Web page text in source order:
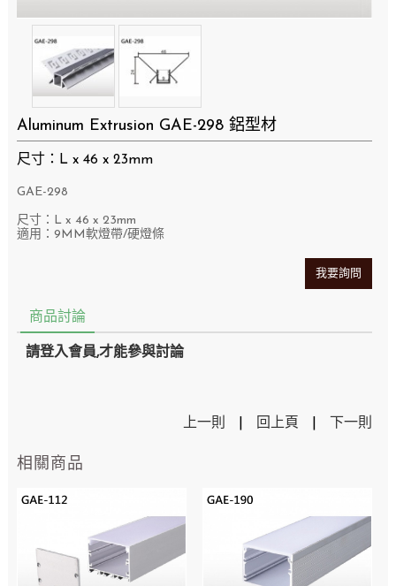
Aluminum Extrusion GAE-298 鋁型材
尺寸：L x 46 x 23mm
GAE-298
尺寸：L x 46 x 23mm
適用：9MM軟燈帶/硬燈條
我要詢問
商品討論
請登入會員,才能參與討論
上一則 回上頁 下一則
相關商品